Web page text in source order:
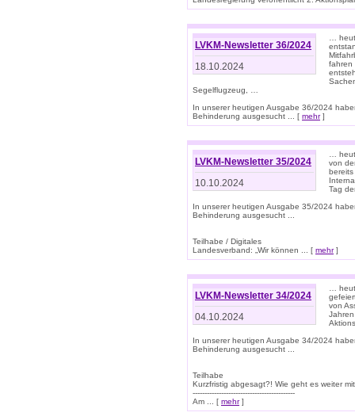
LVKM-Newsletter 36/2024
18.10.2024
…
fahren
Segelflugzeug, …
In unserer heutigen Ausgabe 36/2024
Behinderung ausgesucht ... [ mehr]
LVKM-Newsletter 35/2024
10.10.2024
…
von
bereits
Tag
In unserer heutigen Ausgabe 35/2024
Behinderung ausgesucht ...
Teilhabe / Digitales
Landesverband: „Wir können ... [ mehr]
LVKM-Newsletter 34/2024
04.10.2024
…
von
In unserer heutigen Ausgabe 34/2024
Behinderung ausgesucht ...
Teilhabe
Kurzfristig abgesagt?! Wie geht es weiter
-------------------------------------------
Am ... [ mehr]